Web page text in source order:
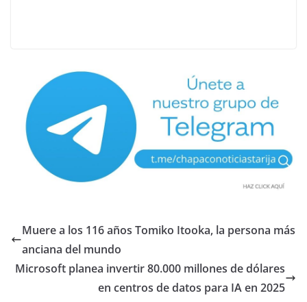
Muere a los 116 años Tomiko Itooka, la persona más
anciana del mundo
Microsoft planea invertir 80.000 millones de dólares
en centros de datos para IA en 2025